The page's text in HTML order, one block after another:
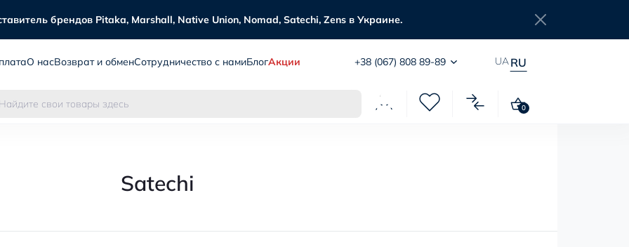
брендов Pitaka, Marshall, Native Union, Nomad, Satechi, Zens в Украине.
О насВозврат и обменСотрудничество с намиБлогАкции +38 (067) 808 89-89 UA RU
0
Satechi